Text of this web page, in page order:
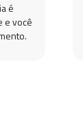
é
e você